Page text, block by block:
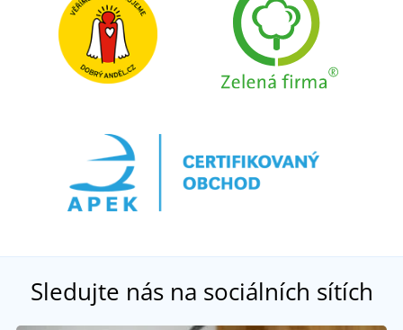
Sledujte nás na sociálních sítích